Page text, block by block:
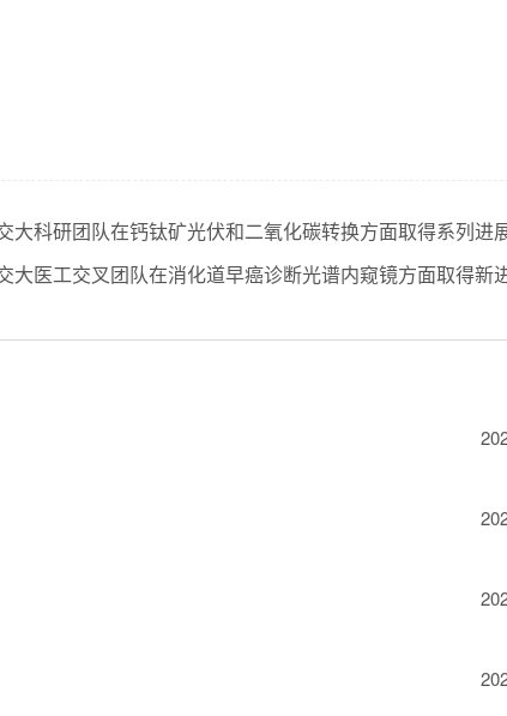
大科研团队在钙钛矿光伏和二氧化碳转换方面取得系列进
大医工交叉团队在消化道早癌诊断光谱内窥镜方面取得新